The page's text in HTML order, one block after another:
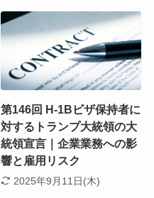
第146回 H-1Bビザ保持者に
対するトランプ大統領の大
統領宣言｜企業業務への影
響と雇用リスク
2025年9月11日(木)